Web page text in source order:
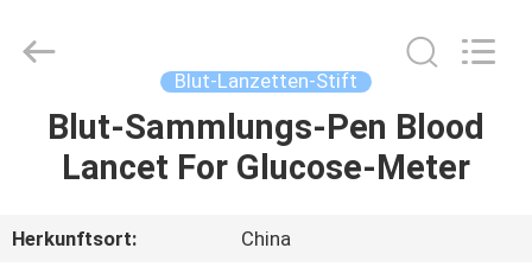
HAUS
Reserved.
Blut-Lanzetten-Stift
Blut-Sammlungs-Pen Blood
Lancet For Glucose-Meter
Herkunftsort:
China